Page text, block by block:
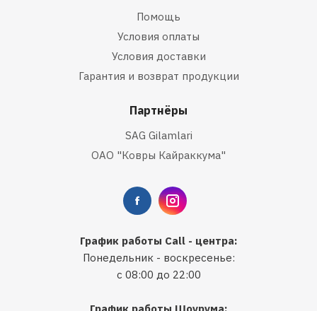
Помощь
Условия оплаты
Условия доставки
Гарантия и возврат продукции
Партнёры
SAG Gilamlari
ОАО "Ковры Кайраккума"
График работы Call - центра:
Понедельник - воскресенье:
с 08:00 до 22:00
График работы Шоурума: